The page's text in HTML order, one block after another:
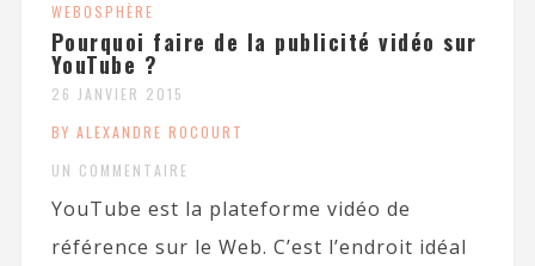
WEBOSPHÈRE
Pourquoi faire de la publicité vidéo sur
YouTube ?
26 JANVIER 2015
BY ALEXANDRE ROCOURT
UN COMMENTAIRE
YouTube est la plateforme vidéo de
référence sur le Web. C’est l’endroit idéal